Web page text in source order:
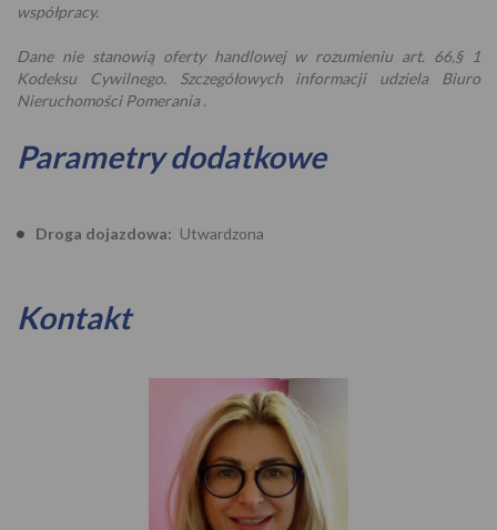
współpracy.
Dane nie stanowią oferty handlowej w rozumieniu art. 66,§ 1
Kodeksu Cywilnego. Szczegółowych informacji udziela Biuro
Nieruchomości Pomerania .
Parametry dodatkowe
Droga dojazdowa: Utwardzona
Kontakt